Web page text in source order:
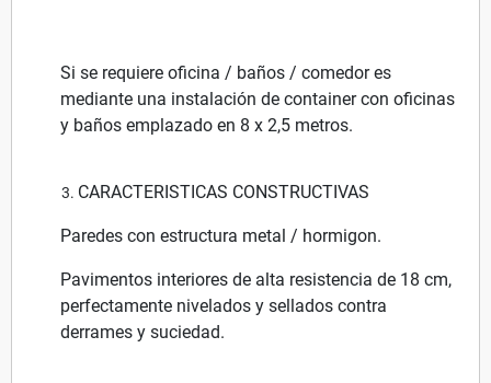
Si se requiere oficina / baños / comedor es
mediante una instalación de container con oficinas
y baños emplazado en 8 x 2,5 metros.
CARACTERISTICAS CONSTRUCTIVAS
Paredes con estructura metal / hormigon.
Pavimentos interiores de alta resistencia de 18 cm,
perfectamente nivelados y sellados contra
derrames y suciedad.